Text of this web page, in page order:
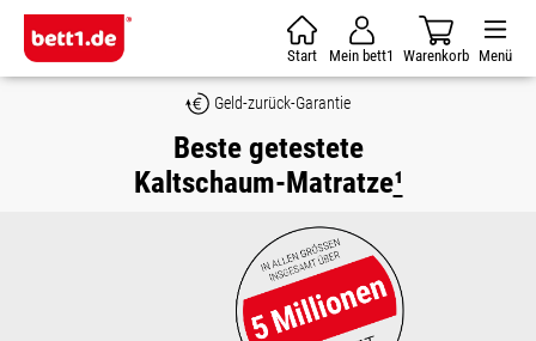
Zum Hauptinhalt springen
Start Mein bett1 Warenkorb Menü
Geld-zurück-Garantie
Beste getestete
Kaltschaum-Matratze¹